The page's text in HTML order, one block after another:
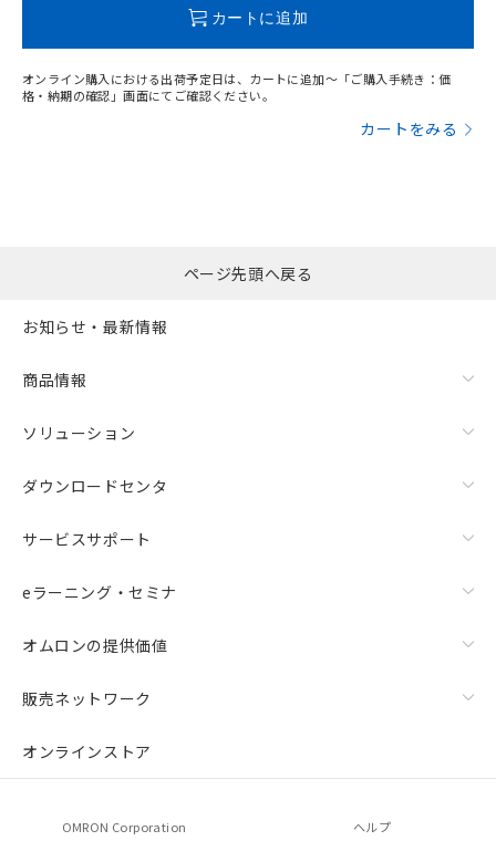
カートに追加
オンライン購入における出荷予定日は、カートに追加～「ご購入手続き：価
格・納期の確認」画面にてご確認ください。
カートをみる
ページ先頭へ戻る
お知らせ・最新情報
商品情報
ソリューション
ダウンロードセンタ
サービスサポート
eラーニング・セミナ
オムロンの提供価値
販売ネットワーク
オンラインストア
OMRON Corporation ヘルプ